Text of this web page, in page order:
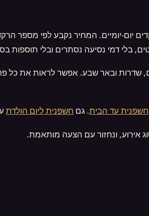
יום-יומיים. המחיר נקבע לפי מספר
בלי דמי נסיעה נסתרים ובלי תוספות
שדרות ובאר שבע. אפשר לראות את כל
חשפנית עד הבית. גם חשפנית ליום הולדת
אירוע, ונחזור עם הצעה מותאמת.